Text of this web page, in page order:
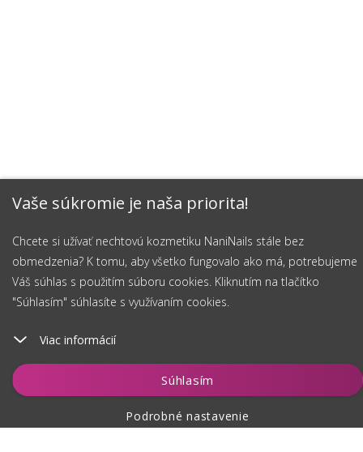
Vaše súkromie je naša priorita!
Chcete si užívať nechtovú kozmetiku NaniNails stále bez
obmedzenia? K tomu, aby všetko fungovalo ako má, potrebujeme
Váš súhlas s použitím súboru cookies. Kliknutím na tlačítko
"Súhlasím" súhlasíte s využívaním cookies.
Viac informácií
Súhlasím
Podrobné nastavenie
Vložiť do košíka